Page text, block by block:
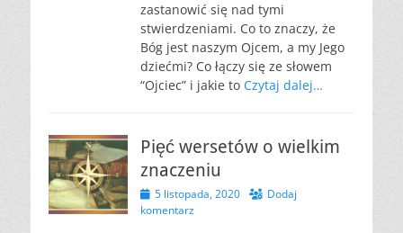
zastanowić się nad tymi
stwierdzeniami. Co to znaczy, że
Bóg jest naszym Ojcem, a my Jego
dziećmi? Co łączy się ze słowem
“Ojciec” i jakie to Czytaj dalej…
Pięć wersetów o wielkim
znaczeniu
Opublikowano
5 listopada, 2020
Dodaj
komentarz